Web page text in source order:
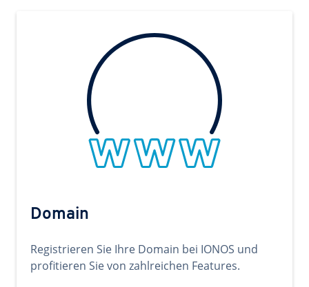
Domain
Registrieren Sie Ihre Domain bei IONOS und
profitieren Sie von zahlreichen Features.